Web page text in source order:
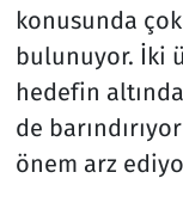
konusunda
bulunuyor. İki
hedefin
de
önem arz